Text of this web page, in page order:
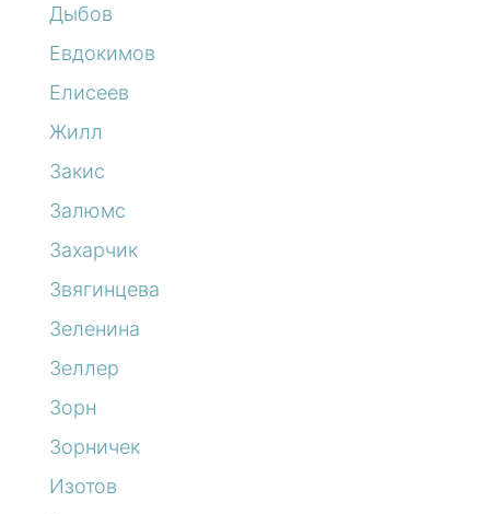
Дыбов
Евдокимов
Елисеев
Жилл
Закис
Залюмс
Захарчик
Звягинцева
Зеленина
Зеллер
Зорн
Зорничек
Изотов